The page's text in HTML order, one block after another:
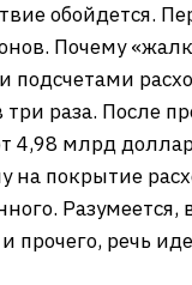
обойдется.
Почему
раза. После
4,98 млрд
покрытие
прочего, речь